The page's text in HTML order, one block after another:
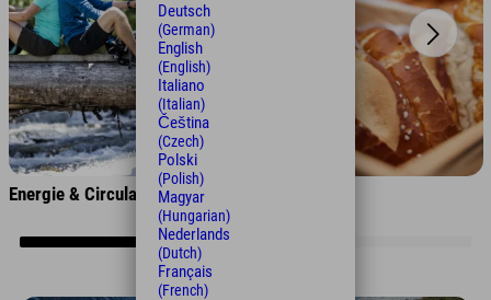
Energie & Circulaire Economie
Deutsch
(German)
English
(English)
Italiano
(Italian)
Čeština
(Czech)
Polski
(Polish)
Magyar
(Hungarian)
Nederlands
(Dutch)
Français
(French)